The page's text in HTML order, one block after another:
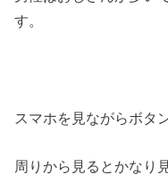
す。
スマホを見ながらボタ
周りから見るとかなり